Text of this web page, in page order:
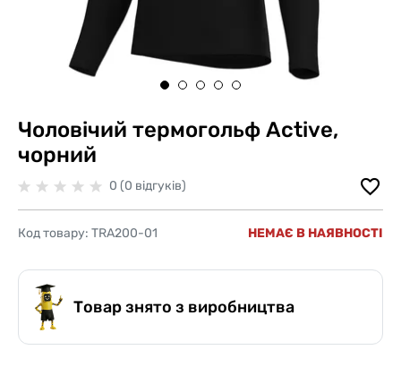
Чоловічий термогольф Active,
чорний
0 (0 відгуків)
Код товару: TRA200-01 НЕМАЄ В НАЯВНОСТІ
Товар знято з виробництва